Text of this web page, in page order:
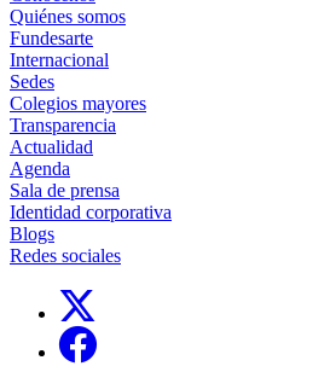
Quiénes somos
Fundesarte
Internacional
Sedes
Colegios mayores
Transparencia
Actualidad
Agenda
Sala de prensa
Identidad corporativa
Blogs
Redes sociales
Links, Opens in this window